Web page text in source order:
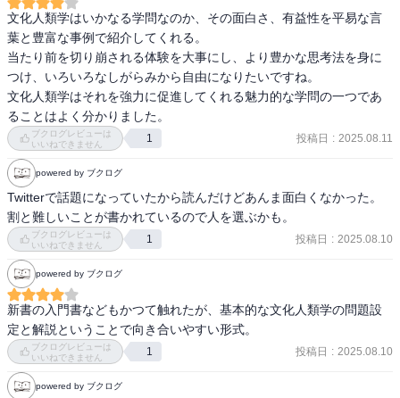
極端となす」　と表しているのは面白いと思った。日本社会は、海
外から見ると独特な文化なんだろうな。
日本の「就活」は一種の儀礼という内容は確かに一理あるなと思っ
た。自分は新卒の就活では１００社ぐらいうけて全部落ちたぐらい
失敗した人間だけど、あれは確かに一種の通過儀礼だったよなと思
う。売り手市場だとまた違うのかな。
ンデンブ社会における、首長に就任する際の通過儀礼は興味深かっ
た。首長に就任するのに、歓迎ムードではなく、説教や罵倒を浴び
せられるらしい。就任後はどうせ誰かしら叩く人がいるのだから、
就任時にメンタルを鍛えておくという意味合いがあるのだろうか。
一つのやり方ではあると思うけど、日本ではできないなと思った
ら、著者が「日本でも総理大臣が選ばれたときにやったらいいので
はないかと思います」と書いてあって、その理由が「そうすれば普
段から虐げられている一般人の気持ちが分かる」とあり、それはな
んかちょっと違う気がした。
日本語の「社会人」という言葉については、ハッとさせられた。
「社会」だけでいうとすべての人の活動という意味な気もするけ
文化人類学はいかなる学問なのか、その面白さ、有益性を平易な言
葉と豊富な事例で紹介してくれる。
当たり前を切り崩される体験を大事にし、より豊かな思考法を身に
つけ、いろいろなしがらみから自由になりたいですね。
文化人類学はそれを強力に促進してくれる魅力的な学問の一つであ
ることはよく分かりました。
ブクログレビューは
いいねできません
1 投稿日 : 2025.08.11
powered by ブクログ
Twitterで話題になっていたから読んだけどあんま面白くなかった。
割と難しいことが書かれているので人を選ぶかも。
ブクログレビューは
いいねできません
1 投稿日 : 2025.08.10
powered by ブクログ
新書の入門書などもかつて触れたが、基本的な文化人類学の問題設
定と解説ということで向き合いやすい形式。
ブクログレビューは
いいねできません
1 投稿日 : 2025.08.10
powered by ブクログ